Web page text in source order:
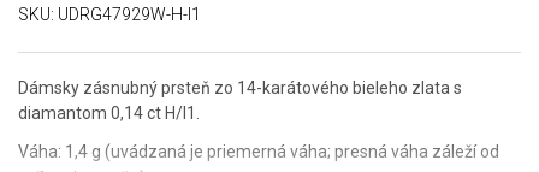
SKU: UDRG47929W-H-I1
Dámsky zásnubný prsteň zo 14-karátového bieleho zlata s
diamantom 0,14 ct H/I1.
Váha: 1,4 g (uvádzaná je priemerná váha; presná váha záleží od